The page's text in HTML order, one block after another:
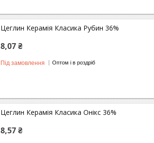
Цеглин Керамія Класика Рубин 36%
8,07 ₴
Під замовлення Оптом і в роздріб
Цеглин Керамія Класика Онікс 36%
8,57 ₴